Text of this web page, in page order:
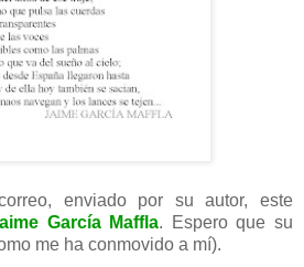
enviado por su autor, este
García Maffla. Espero que su
me ha conmovido a mí).